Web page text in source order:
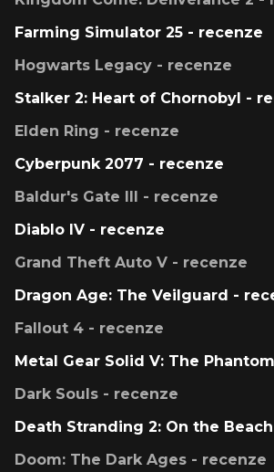
Farming Simulator 25 - recenze
Hogwarts Legacy - recenze
Stalker 2: Heart of Chornobyl -
Elden Ring - recenze
Cyberpunk 2077 - recenze
Baldur's Gate III - recenze
Diablo IV - recenze
Grand Theft Auto V - recenze
Dragon Age: The Veilguard -
Fallout 4 - recenze
Metal Gear Solid V: The
Dark Souls - recenze
Death Stranding 2: On the
Doom: The Dark Ages - recenze